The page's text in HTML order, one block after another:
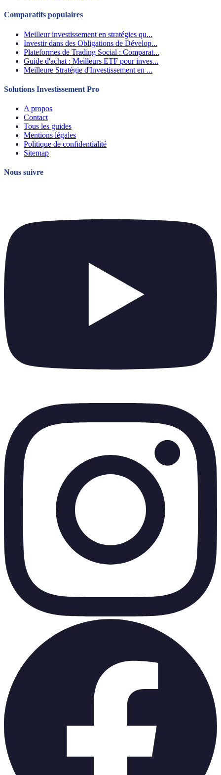
Comparatifs populaires
Meilleur investissement en stratégies qu...
Investir dans des Obligations de Dévelop...
Plateformes de Trading Social : Comparat...
Guide d'achat : Meilleurs ETF pour inves...
Meilleure Stratégie d'Investissement en ...
Solutions Investissement Pro
A propos
Contact
Tous les guides
Mentions légales
Politique de confidentialité
Sitemap
Nous suivre